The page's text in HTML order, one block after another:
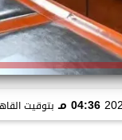
04:36 مـ بتوقيت